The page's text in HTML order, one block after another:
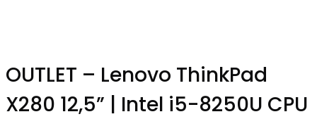
OUTLET – Lenovo ThinkPad
X280 12,5” | Intel i5-8250U CPU